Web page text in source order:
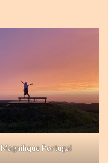
Magnifique Portugal